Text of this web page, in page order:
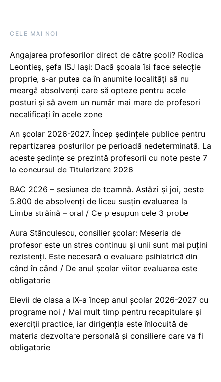
CELE MAI NOI
Angajarea profesorilor direct de către școli? Rodica
Leontieș, șefa ISJ Iași: Dacă școala își face selecție
proprie, s-ar putea ca în anumite localități să nu
meargă absolvenți care să opteze pentru acele
posturi și să avem un număr mai mare de profesori
necalificați în acele zone
An școlar 2026-2027. Încep ședințele publice pentru
repartizarea posturilor pe perioadă nedeterminată. La
aceste ședințe se prezintă profesorii cu note peste 7
la concursul de Titularizare 2026
BAC 2026 – sesiunea de toamnă. Astăzi și joi, peste
5.800 de absolvenți de liceu susțin evaluarea la
Limba străină – oral / Ce presupun cele 3 probe
Aura Stănculescu, consilier școlar: Meseria de
profesor este un stres continuu și unii sunt mai puțini
rezistenți. Este necesară o evaluare psihiatrică din
când în când / De anul școlar viitor evaluarea este
obligatorie
Elevii de clasa a IX-a încep anul școlar 2026-2027 cu
programe noi / Mai mult timp pentru recapitulare și
exerciții practice, iar dirigenția este înlocuită de
materia dezvoltare personală și consiliere care va fi
obligatorie